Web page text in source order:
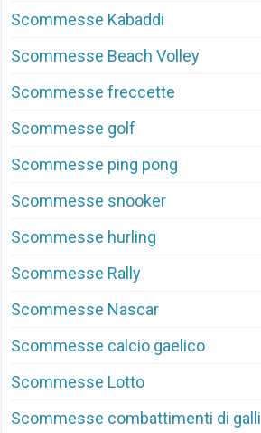
Scommesse Kabaddi
Scommesse Beach Volley
Scommesse freccette
Scommesse golf
Scommesse ping pong
Scommesse snooker
Scommesse hurling
Scommesse Rally
Scommesse Nascar
Scommesse calcio gaelico
Scommesse Lotto
Scommesse combattimenti di galli